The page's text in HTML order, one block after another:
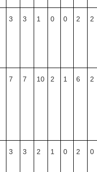
3 3 1 0 0 2 2
7 7 10 2 1 6 2
3 3 2 1 0 2 0